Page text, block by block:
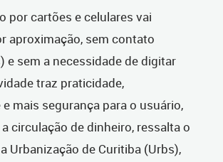
por cartões e celulares vai
aproximação, sem contato
e sem a necessidade de digitar
traz praticidade,
mais segurança para o usuário,
circulação de dinheiro, ressalta o
Urbanização de Curitiba (Urbs),